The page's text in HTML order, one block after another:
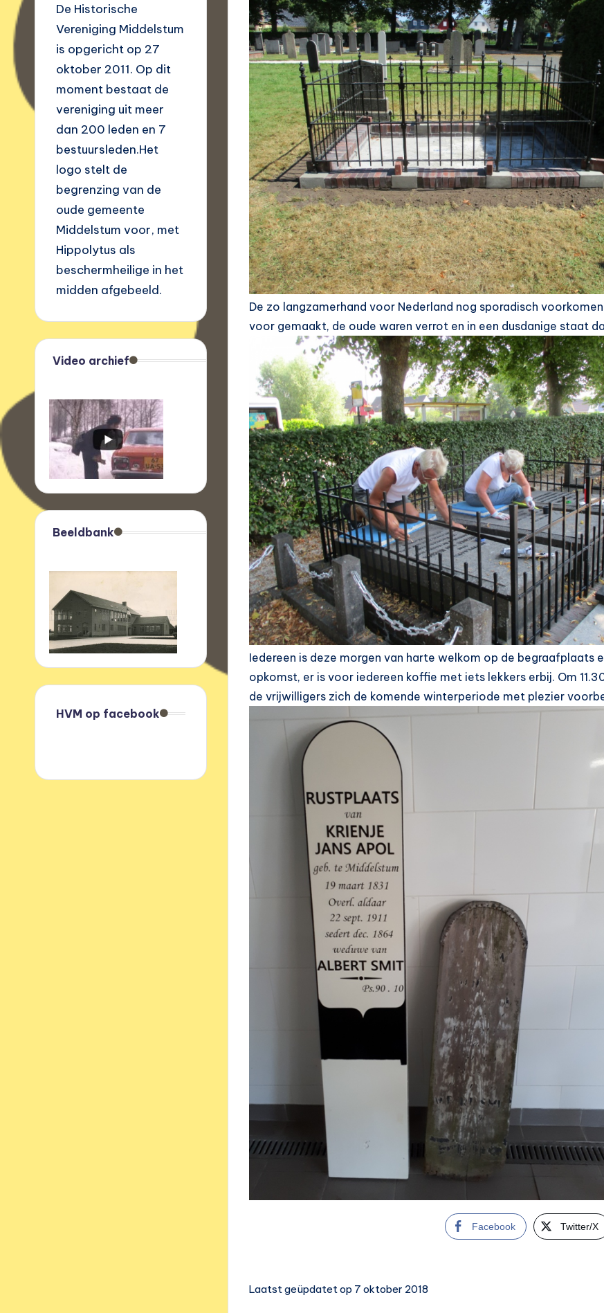
De zo langzamerhand voor Nederland nog sporadisch
voor gemaakt, de oude waren verrot en in een dusdanige staat
Iedereen is deze morgen van harte welkom op de begraafplaats
opkomst, er is voor iedereen koffie met iets lekkers erbij. Om
de vrijwilligers zich de komende winterperiode met plezier
Facebook Twitter/X
Laatst geüpdatet op 7 oktober 2018
De Historische
Vereniging Middelstum
is opgericht op 27
oktober 2011. Op dit
moment bestaat de
vereniging uit meer
dan 200 leden en 7
bestuursleden.Het
logo stelt de
begrenzing van de
oude gemeente
Middelstum voor, met
Hippolytus als
beschermheilige in het
midden afgebeeld.
Video archief
Beeldbank
HVM op facebook